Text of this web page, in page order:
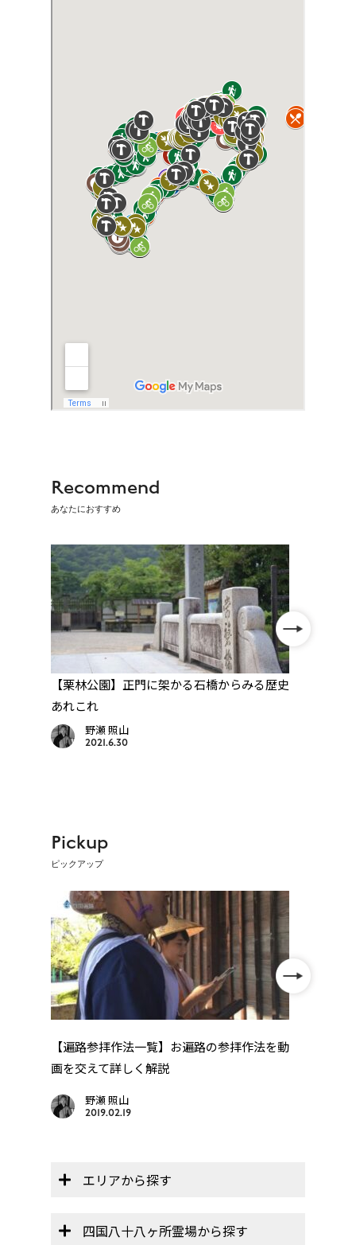
Recommend
あなたにおすすめ
【栗林公園】正門に架かる石橋からみる歴史
あれこれ
野瀬 照山
2021.6.30
Pickup
ピックアップ
【遍路参拝作法一覧】お遍路の参拝作法を動
画を交えて詳しく解説
野瀬 照山
2019.02.19
エリアから探す
四国八十八ヶ所霊場から探す